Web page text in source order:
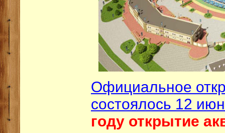
Официальное
состоялось 12
году открытие